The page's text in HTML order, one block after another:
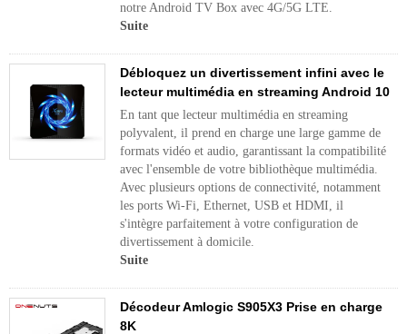
notre Android TV Box avec 4G/5G LTE.
Suite
Débloquez un divertissement infini avec le
lecteur multimédia en streaming Android 10
En tant que lecteur multimédia en streaming
polyvalent, il prend en charge une large gamme de
formats vidéo et audio, garantissant la compatibilité
avec l'ensemble de votre bibliothèque multimédia.
Avec plusieurs options de connectivité, notamment
les ports Wi-Fi, Ethernet, USB et HDMI, il
s'intègre parfaitement à votre configuration de
divertissement à domicile.
Suite
Décodeur Amlogic S905X3 Prise en charge
8K